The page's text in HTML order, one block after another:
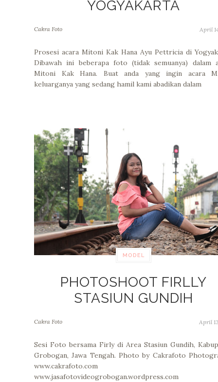
YOGYAKARTA
Cakra Foto April
Prosesi acara Mitoni Kak Hana Ayu Pettricia di
Dibawah ini beberapa foto (tidak semuanya) dalam
Mitoni Kak Hana. Buat anda yang ingin acara
keluarganya yang sedang hamil kami abadikan dalam
MODEL
PHOTOSHOOT FIRLLY
STASIUN GUNDIH
Cakra Foto April
Sesi Foto bersama Firly di Area Stasiun Gundih,
Grobogan, Jawa Tengah. Photo by Cakrafoto
www.cakrafoto.com
www.jasafotovideogrobogan.wordpress.com